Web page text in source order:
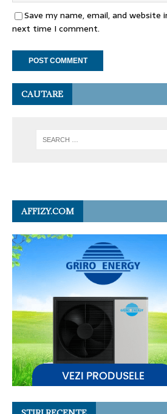
Save my name, email, and
next time I comment.
CAUTARE
AFFIZY.COM